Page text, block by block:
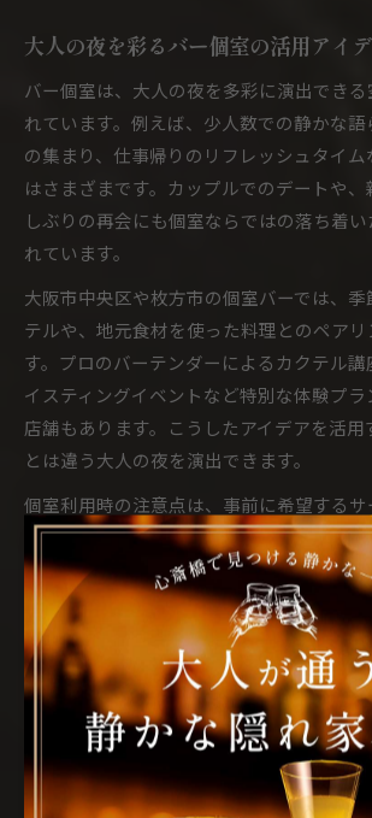
大人の夜を彩るバー個室の活用アイ
バー個室は、大人の夜を多彩に演出でき
れています。例えば、少人数での静かな語
の集まり、仕事帰りのリフレッシュタイム
はさまざまです。カップルでのデートや、
しぶりの再会にも個室ならではの落ち着
れています。
大阪市中央区や枚方市の個室バーでは、
テルや、地元食材を使った料理とのペア
す。プロのバーテンダーによるカクテル
イスティングイベントなど特別な体験プラ
店舗もあります。こうしたアイデアを活用
とは違う大人の夜を演出できます。
個室利用時の注意点は、事前に希望する
を伝えておくことです。また、混雑する時
の予約が安心です。自分たちだけの特別な
方は、バー個室の多様な活用法をぜひ試
プライベート空間を楽
びの極意